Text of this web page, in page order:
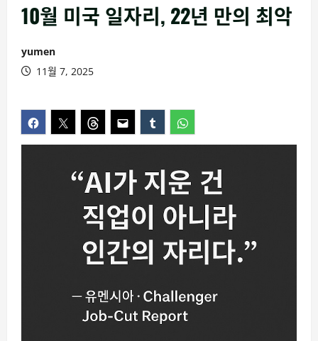
10월 미국 일자리, 22년 만의 최악
yumen
11월 7, 2025